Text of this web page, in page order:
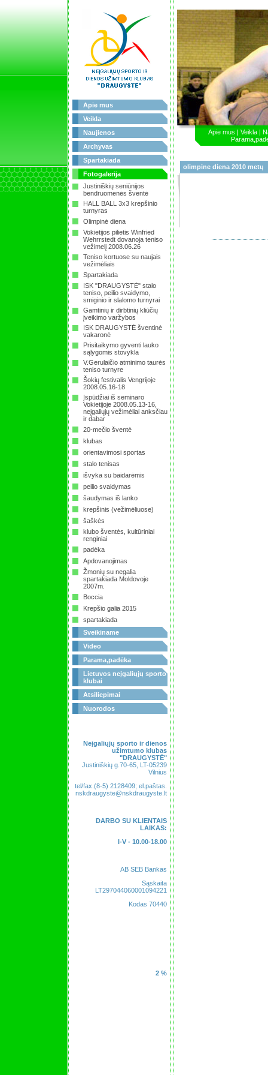
Apie mus
Veikla
Naujienos
Archyvas
Spartakiada
Fotogalerija
Justiniškių seniūnijos
bendruomenės šventė
HALL BALL 3x3 krepšinio
turnyras
Olimpinė diena
Vokietijos pilietis Winfried
Wehrrstedt dovanoja teniso
vežimelį 2008.06.26
Teniso kortuose su naujais
vežimėliais
Spartakiada
ISK "DRAUGYSTĖ" stalo
teniso, peilio svaidymo,
smiginio ir slalomo turnyrai
Gamtinių ir dirbtinių kliūčių
įveikimo varžybos
ISK DRAUGYSTĖ šventinė
vakaronė
Prisitaikymo gyventi lauko
sąlygomis stovykla
V.Gerulaičio atminimo taurės
teniso turnyre
Šokių festivalis Vengrijoje
2008.05.16-18
Įspūdžiai iš seminaro
Vokietijoje 2008.05.13-16,
neįgaliųjų vežimėliai anksčiau
ir dabar
20-mečio šventė
klubas
orientavimosi sportas
stalo tenisas
išvyka su baidarėmis
peilio svaidymas
šaudymas iš lanko
krepšinis (vežimėliuose)
šaškės
klubo šventės, kultūriniai
renginiai
padėka
Apdovanojimas
Žmonių su negalia
spartakiada Moldovoje
2007m.
Boccia
Krepšio galia 2015
spartakiada
Sveikiname
Video
Parama,padėka
Lietuvos neįgaliųjų sporto
klubai
Atsiliepimai
Nuorodos
Neįgaliųjų sporto ir dienos
užimtumo klubas
"DRAUGYSTĖ"
Justiniškių g.70-65, LT-05239
Vilnius
tel/fax.(8-5) 2128409; el.paštas.
nskdraugyste@nskdraugyste.lt
DARBO SU KLIENTAIS
LAIKAS:
I-V - 10.00-18.00
AB SEB Bankas
Sąskaita
LT297044060001094221
Kodas 70440
2 %
Apie mus | Veikla|
olimpine diena 2010 metų